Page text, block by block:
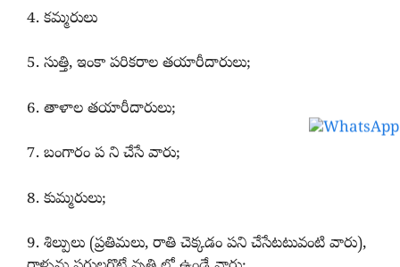
4. కమ్మరులు
5. సుత్తి, ఇంకా పరికరాల తయారీదారులు;
6. తాళాల తయారీదారులు;
7. బంగారం ప ని చేసే వారు;
8. కుమ్మరులు;
9. శిల్పులు (ప్రతిమలు, రాతి చెక్కడం పని చేసేటటువంటి వారు),